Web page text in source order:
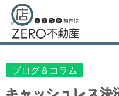
ブログ＆コラム